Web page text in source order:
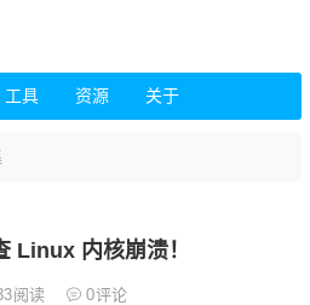
工具 资源 关于
Linux 内核崩溃！
阅读 0评论